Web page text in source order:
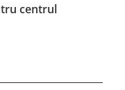
centrul